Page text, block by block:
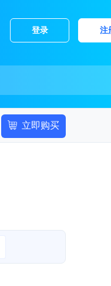
登录 注
立即购买